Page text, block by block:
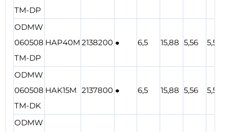
TM-DP
ODMW
060508
TM-DP
HAP40M 2138200 ● 6,5 15,88 5,56 5,5
ODMW
060508
TM-DK
HAK15M 2137800 ● 6,5 15,88 5,56 5,5
ODMW